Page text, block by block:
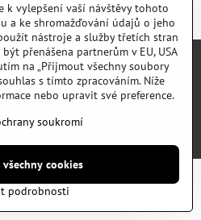
NEWSKONTAKT REFERENCE
soukromíZásady ochrany soukromí
k vylepšení vaší návštěvy tohoto
a ke shromažďování údajů o jeho
nástroje a služby třetích stran
přenášena partnerům v EU, USA
na „Přijmout všechny soubory
s tímto zpracováním. Níže
nebo upravit své preference.
soukromí
podrobnosti
cookies